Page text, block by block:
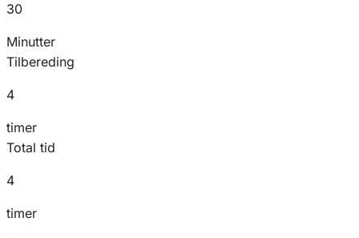
30
Minutter
Tilbereding
4
timer
Total tid
4
timer